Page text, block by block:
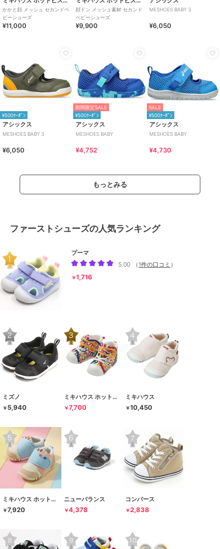
かかと顔 メッシュ セカンドベ
ビーシューズ
¥11,000
顔ドン メッシュ素材 セカンド
ベビーシューズ
¥9,900
MESHOES BABY 3
¥6,050
¥500ｸｰﾎﾟﾝ
アシックス
MESHOES BABY 3
¥6,050
期間限定SALE
¥500ｸｰﾎﾟﾝ
アシックス
MESHOES BABY
¥4,752
SALE
¥500ｸｰﾎﾟﾝ
アシックス
MESHOES BABY
¥4,730
もっとみる
ファーストシューズの人気ランキング
プーマ
5.00
（ 1件の口コミ ）
￥1,716
ミズノ
￥ 5,940
ミキハウス ホットビスケッツ
￥7,700
ミキハウス
￥10,450
ミキハウス ホットビスケッツ
￥7,920
ニューバランス
￥4,378
コンバース
￥2,838